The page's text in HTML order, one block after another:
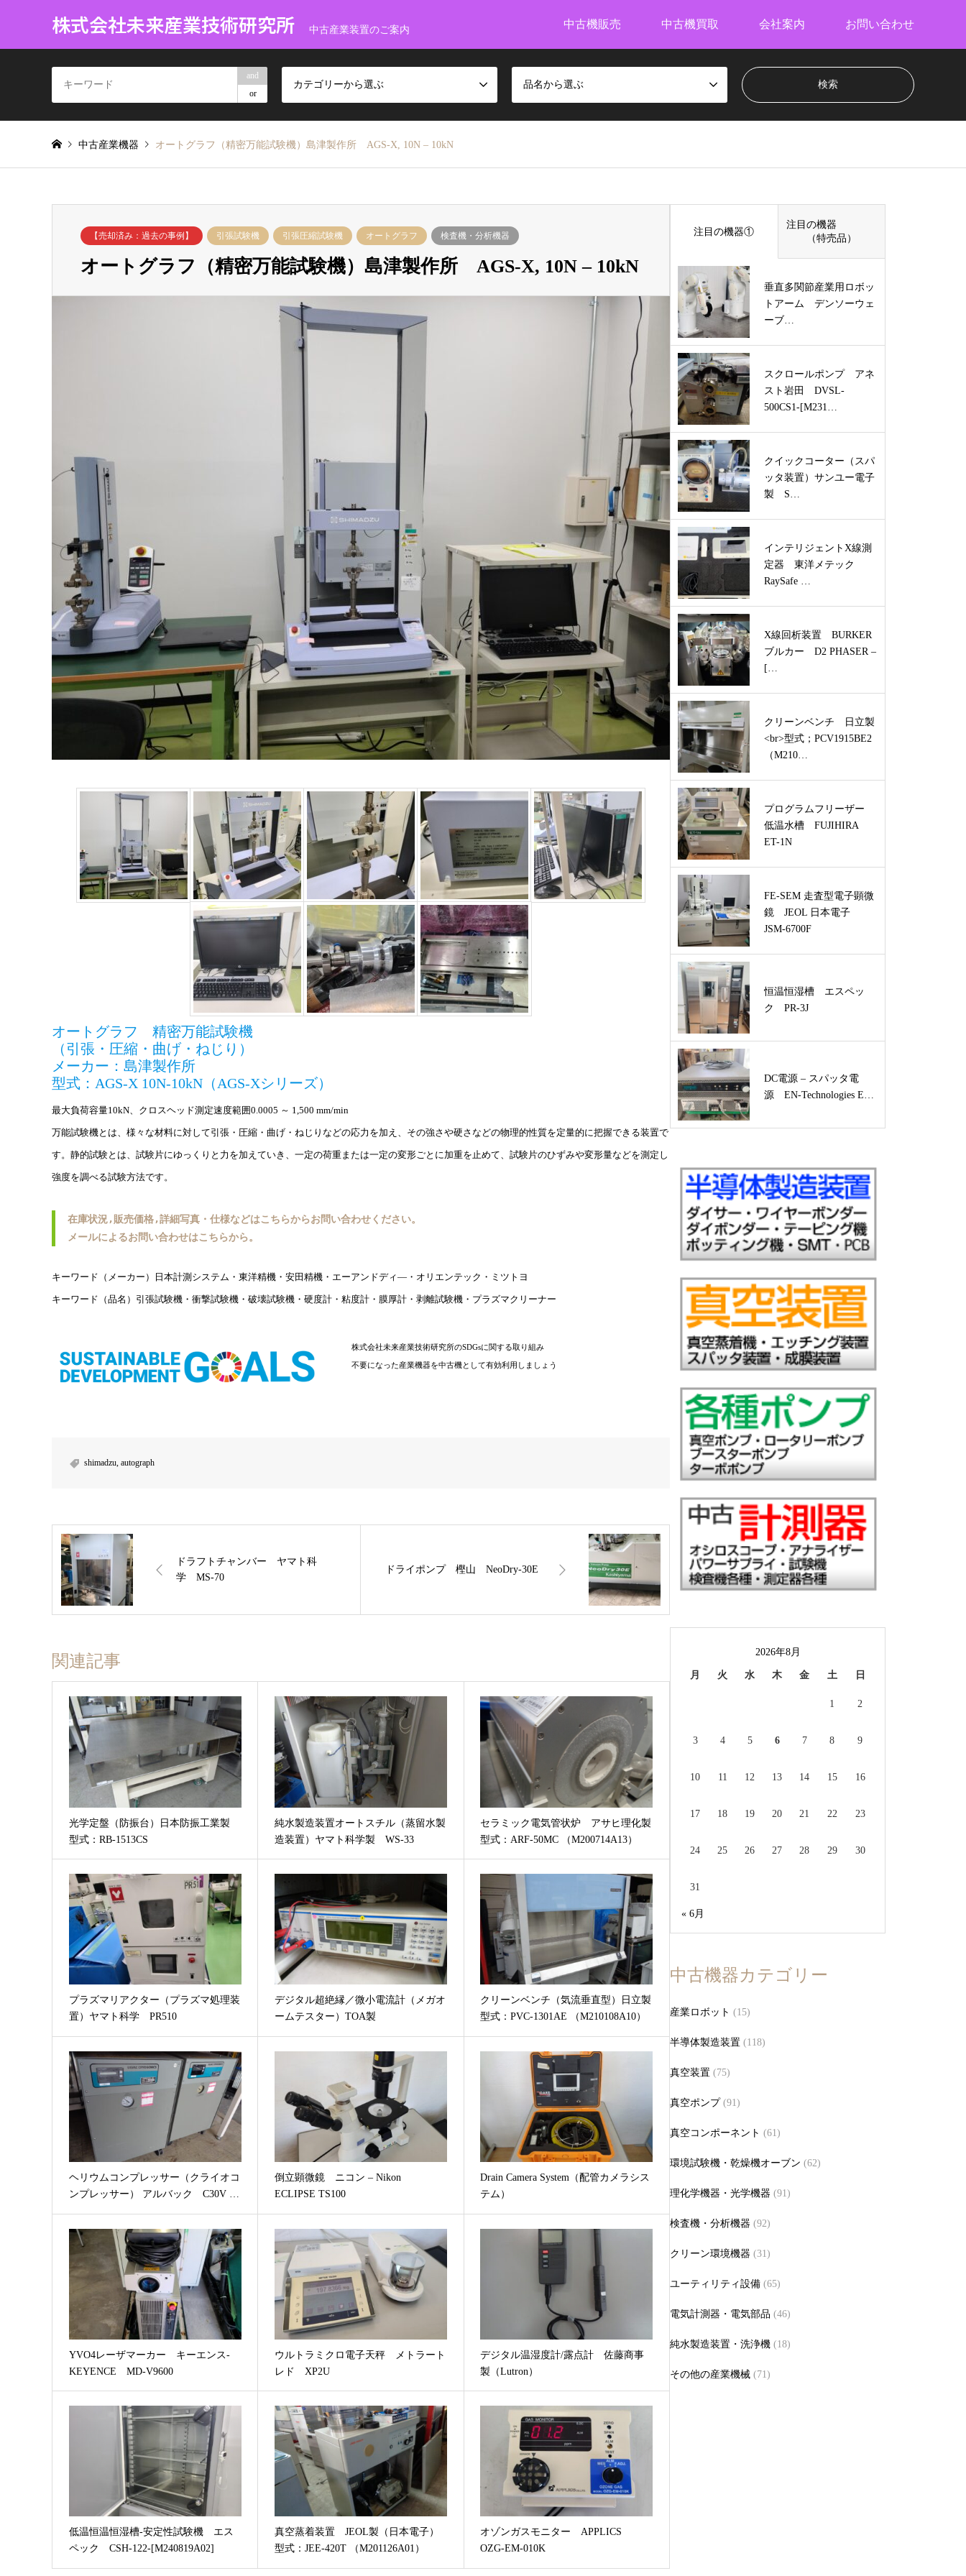
株式会社未来産業技術研究所 中古産業装置のご案内 中古機販売 中古機買取 会社案内 お問い合わせ
and
or
カテゴリーから選ぶ 品名から選ぶ
中古産業機器 オートグラフ（精密万能試験機）島津製作所 AGS-X, 10N – 10kN
【売却済み：過去の事例】 引張試験機 引張圧縮試験機 オートグラフ 検査機・分析機器
オートグラフ（精密万能試験機）島津製作所 AGS-X, 10N – 10kN
オートグラフ 精密万能試験機
（引張・圧縮・曲げ・ねじり）
メーカー：島津製作所
型式：AGS-X 10N-10kN（AGS-Xシリーズ）
最大負荷容量10kN、クロスヘッド測定速度範囲0.0005 ～ 1,500 mm/min
万能試験機とは、様々な材料に対して引張・圧縮・曲げ・ねじりなどの応力を加え、その強さや硬さなどの物理的性質を定量的に把握できる装置で
す。静的試験とは、試験片にゆっくりと力を加えていき、一定の荷重または一定の変形ごとに加重を止めて、試験片のひずみや変形量などを測定し
強度を調べる試験方法です。
在庫状況,販売価格,詳細写真・仕様などはこちらからお問い合わせください。
メールによるお問い合わせはこちらから。
キーワード（メーカー）日本計測システム・東洋精機・安田精機・エーアンドディ―・オリエンテック・ミツトヨ
キーワード（品名）引張試験機・衝撃試験機・破壊試験機・硬度計・粘度計・膜厚計・剥離試験機・プラズマクリーナー
株式会社未来産業技術研究所のSDGsに関する取り組み
不要になった産業機器を中古機として有効利用しましょう
shimadzu, autograph
ドラフトチャンバー ヤマト科
学 MS-70
ドライポンプ 樫山 NeoDry-30E
関連記事
光学定盤（防振台）日本防振工業製
型式：RB-1513CS
純水製造装置オートスチル（蒸留水製
造装置）ヤマト科学製 WS-33
セラミック電気管状炉 アサヒ理化製
型式：ARF-50MC （M200714A13）
プラズマリアクター（プラズマ処理装
置）ヤマト科学 PR510
デジタル超絶縁／微小電流計（メガオ
ームテスター）TOA製
クリーンベンチ（気流垂直型）日立製
型式：PVC-1301AE （M210108A10）
ヘリウムコンプレッサー（クライオコ
ンプレッサー） アルバック C30V …
倒立顕微鏡 ニコン – Nikon
ECLIPSE TS100
Drain Camera System（配管カメラシス
テム）
YVO4レーザマーカー キーエンス-
KEYENCE MD-V9600
ウルトラミクロ電子天秤 メトラート
レド XP2U
デジタル温湿度計/露点計 佐藤商事
製（Lutron）
低温恒温恒湿槽-安定性試験機 エス
ペック CSH-122-[M240819A02]
真空蒸着装置 JEOL製（日本電子）
型式：JEE-420T （M201126A01）
オゾンガスモニター APPLICS
OZG-EM-010K
注目の機器①
注目の機器
（特売品）
垂直多関節産業用ロボッ
トアーム デンソーウェ
ーブ…
スクロールポンプ アネ
スト岩田 DVSL-
500CS1-[M231…
クイックコーター（スパ
ッタ装置）サンユー電子
製 S…
インテリジェントX線測
定器 東洋メテック
RaySafe …
X線回析装置 BURKER
ブルカー D2 PHASER –
[…
クリーンベンチ 日立製
<br>型式；PCV1915BE2
（M210…
プログラムフリーザー
低温水槽 FUJIHIRA
ET-1N
FE-SEM 走査型電子顕微
鏡 JEOL 日本電子
JSM-6700F
恒温恒湿槽 エスペッ
ク PR-3J
DC電源 – スパッタ電
源 EN-Technologies E…
2026年8月
月 火 水 木 金 土 日
1 2
3 4 5 6 7 8 9
10 11 12 13 14 15 16
17 18 19 20 21 22 23
24 25 26 27 28 29 30
31
« 6月
中古機器カテゴリー
産業ロボット (15)
半導体製造装置 (118)
真空装置 (75)
真空ポンプ(91)
真空コンポーネント (61)
環境試験機・乾燥機オーブン (62)
理化学機器・光学機器 (91)
検査機・分析機器 (92)
クリーン環境機器 (31)
ユーティリティ設備 (65)
電気計測器・電気部品 (46)
純水製造装置・洗浄機 (18)
その他の産業機械 (71)